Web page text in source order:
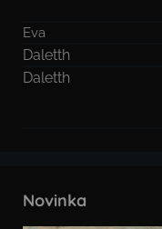
Eva
Daletth
Daletth
Novinka